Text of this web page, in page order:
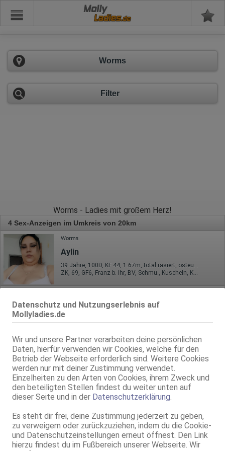
Datenschutz und Nutzungserlebnis auf
Mollyladies.de
Wir und unsere Partner verarbeiten deine persönlichen
Daten, hierfür verwenden wir Cookies, welche für den
Betrieb der Webseite erforderlich sind. Weitere Cookies
werden nur mit deiner Zustimmung verwendet.
Einzelheiten zu den Arten von Cookies, ihrem Zweck und
den beteiligten Stellen findest du weiter unten auf
dieser Seite und in der Datenschutzerklärung
Es steht dir frei, deine Zustimmung jederzeit zu geben,
zu verweigern oder zurückzuziehen, indem du die Cookie-
und Datenschutzeinstellungen erneut öffnest. Den Link
hierzu findest du im Fußbereich unserer Webseite. Wir
Molly
Worms
Filter
Worms - Ladies mit großem Herz!
4 Sex-Anzeigen im Umkreis von 20km
Worms
Aylin
39 Jahre, 100D, KF 44, 1.67m, total rasiert, osteuropäisch
ZK, 69, GF6, Franz b. Ihr, BV, Schmu., Kuscheln, Körperküs.
Aleksandra Besuchbar+Haus Besuch
Mannheim
Monika
32 Jahre, 100D, KF 40/42, 1.68m, 80 kg, total rasiert, westeuropäisch
AV, 69, GF6, Franz b. Ihr, BV, Schmu., Kuscheln, Körperküs.
Trixie - Nur Escort !!
35 Jahre, 80D, KF 44, 1.65m, 77 kg, total rasiert, osteuropäisch
ZK, 69, GF6, NSa, Franz b. Ihr, BV, Schmu., Kuscheln